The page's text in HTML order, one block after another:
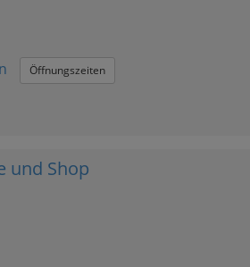
Öffnungszeiten
und Shop